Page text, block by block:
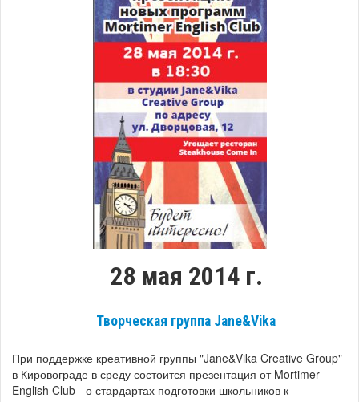
28 мая 2014 г.
Творческая группа Jane&Vika
При поддержке креативной группы "Jane&Vika Creative Group"
в Кировограде в среду состоится презентация от Mortimer
English Club - о стардартах подготовки школьников к